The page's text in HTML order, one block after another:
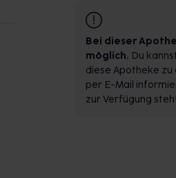
Bei dieser
möglich. Du
diese Apotheke zu
per E-Mail
zur Verfügung